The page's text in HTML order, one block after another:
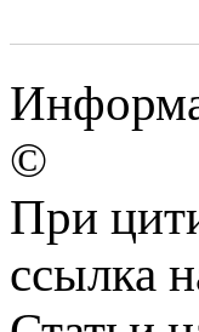
©
При
ссылка